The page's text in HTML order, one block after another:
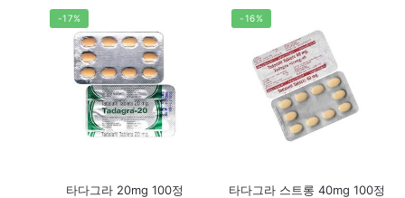
-17%
타다그라 20mg 100정
-16%
타다그라 스트롱 40mg 100정